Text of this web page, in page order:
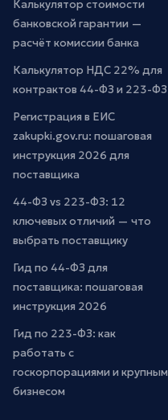
Калькулятор стоимости
банковской гарантии —
расчёт комиссии банка
Калькулятор НДС 22% для
контрактов 44-ФЗ и 223-ФЗ
Регистрация в ЕИС
zakupki.gov.ru: пошаговая
инструкция 2026 для
поставщика
44-ФЗ vs 223-ФЗ: 12
ключевых отличий — что
выбрать поставщику
Гид по 44-ФЗ для
поставщика: пошаговая
инструкция 2026
Гид по 223-ФЗ: как
работать с
госкорпорациями и крупным
бизнесом